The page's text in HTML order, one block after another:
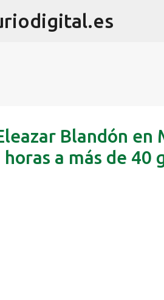
Blandón en
a más de 40